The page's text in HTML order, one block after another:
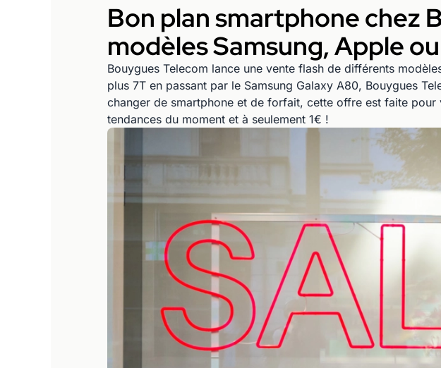
Bon plan smartphone chez
modèles Samsung, Apple
Bouygues Telecom lance une vente flash de différents
plus 7T en passant par le Samsung Galaxy A80, Bouygues
changer de smartphone et de forfait, cette offre est faite
tendances du moment et à seulement 1€ !